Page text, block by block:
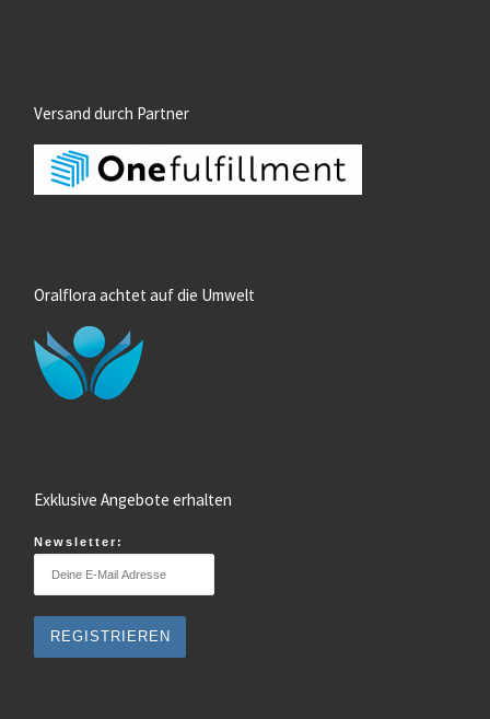
Versand durch Partner
Oralflora achtet auf die Umwelt
Exklusive Angebote erhalten
Newsletter: